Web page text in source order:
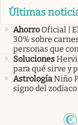
Últimas
Ahorro Oficial |
30% sobre
personas que
Soluciones
para qué sirve y
AstrologíaNiño
signo del